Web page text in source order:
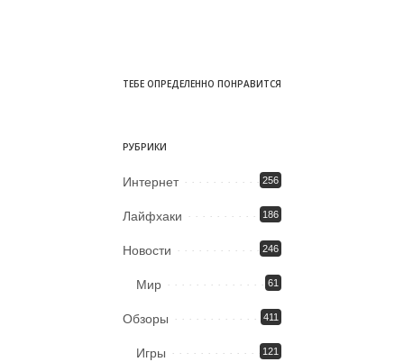
ТЕБЕ ОПРЕДЕЛЕННО ПОНРАВИТСЯ
РУБРИКИ
Интернет 256
Лайфхаки 186
Новости 246
Мир 61
Обзоры 411
Игры 121